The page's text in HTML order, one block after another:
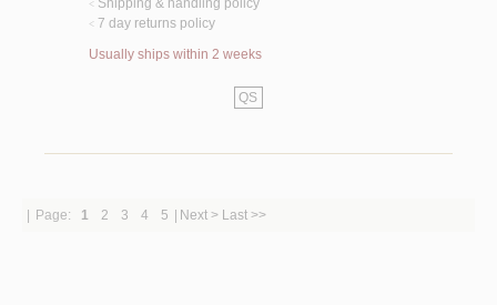
< Shipping & handling policy
< 7 day returns policy
Usually ships within 2 weeks
QS
Page: 1 2 3 4 5 Next > Last >>